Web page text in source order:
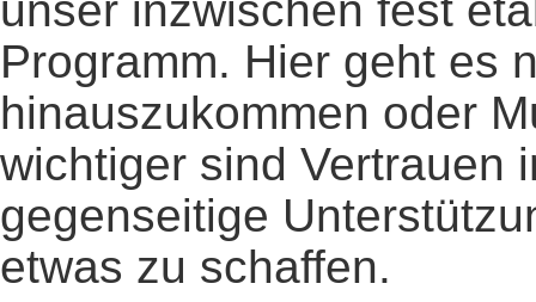
unser inzwischen fest
Programm. Hier geht es
hinauszukommen oder
wichtiger sind Vertrauen
gegenseitige
etwas zu schaffen.